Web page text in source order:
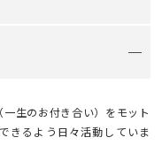
生のお付き合い）をモット
きるよう日々活動していま